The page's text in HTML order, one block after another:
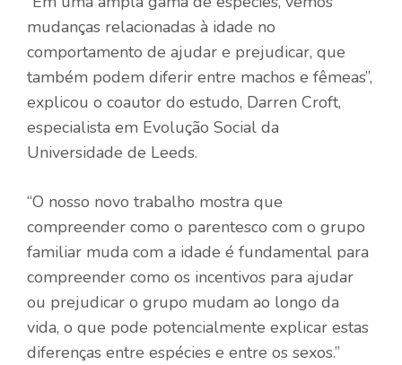
mudanças relacionadas à idade no
comportamento de ajudar e prejudicar, que
também podem diferir entre machos e fêmeas”,
explicou o coautor do estudo, Darren Croft,
especialista em Evolução Social da
Universidade de Leeds.
“O nosso novo trabalho mostra que
compreender como o parentesco com o grupo
familiar muda com a idade é fundamental para
compreender como os incentivos para ajudar
ou prejudicar o grupo mudam ao longo da
vida, o que pode potencialmente explicar estas
diferenças entre espécies e entre os sexos.”